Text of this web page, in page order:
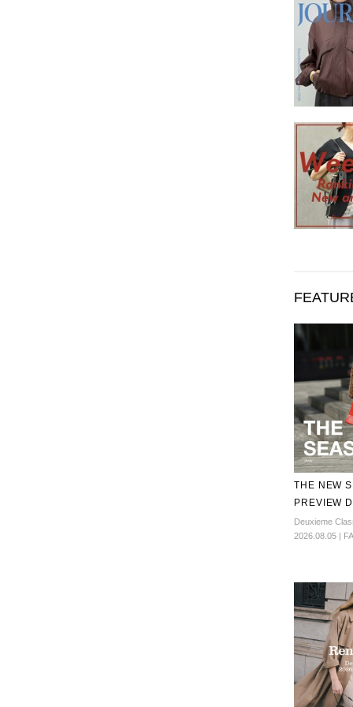
THE NEW
PREVIEW
Deuxieme
2026.08.05 |